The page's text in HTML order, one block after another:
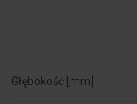
Głębokość [mm]